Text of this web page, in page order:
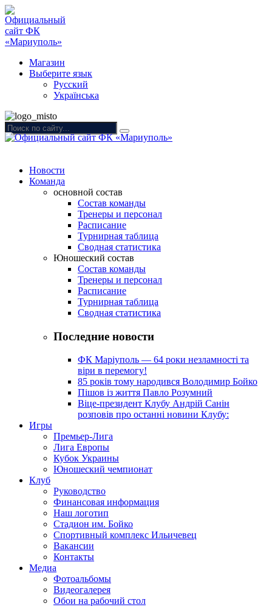
Магазин
Выберите язык
Русский
Українська
Новости
Команда
основной состав
Состав команды
Тренеры и персонал
Расписание
Турнирная таблица
Сводная статистика
Юношеский состав
Состав команды
Тренеры и персонал
Расписание
Турнирная таблица
Сводная статистика
Последние новости
ФК Маріуполь — 64 роки незламності та
віри в перемогу!
85 років тому народився Володимир Бойко
Пішов із життя Павло Розумний
Віце-президент Клубу Андрій Санін
розповів про останні новини Клубу:
Игры
Премьер-Лига
Лига Европы
Кубок Украины
Юношеский чемпионат
Клуб
Руководство
Финансовая информация
Наш логотип
Стадион им. Бойко
Спортивный комплекс Ильичевец
Вакансии
Контакты
Медиа
Фотоальбомы
Видеогалерея
Обои на рабочий стол